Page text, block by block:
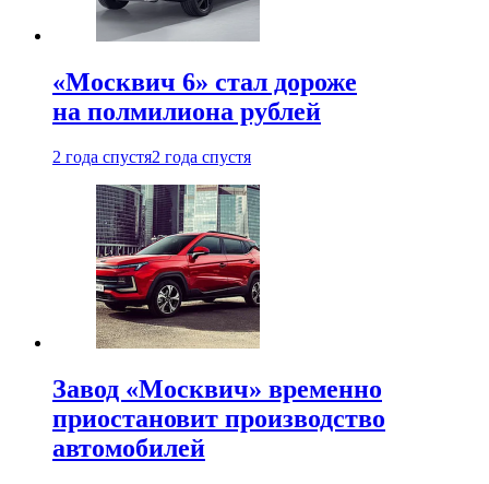
«Москвич 6» стал дороже
на полмилиона рублей
2 года спустя2 года спустя
Завод «Москвич» временно
приостановит производство
автомобилей